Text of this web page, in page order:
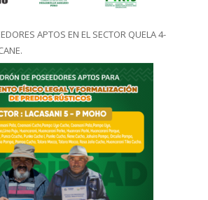
APTOS EN EL SECTOR QUELA 4-